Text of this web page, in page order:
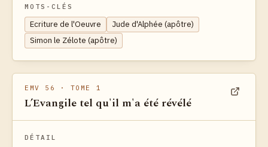
MOTS-CLÉS
Ecriture de l'Oeuvre
Jude d'Alphée (apôtre)
Simon le Zélote (apôtre)
EMV 56 · TOME 1
L’Evangile tel qu'il m'a été révélé
DÉTAIL